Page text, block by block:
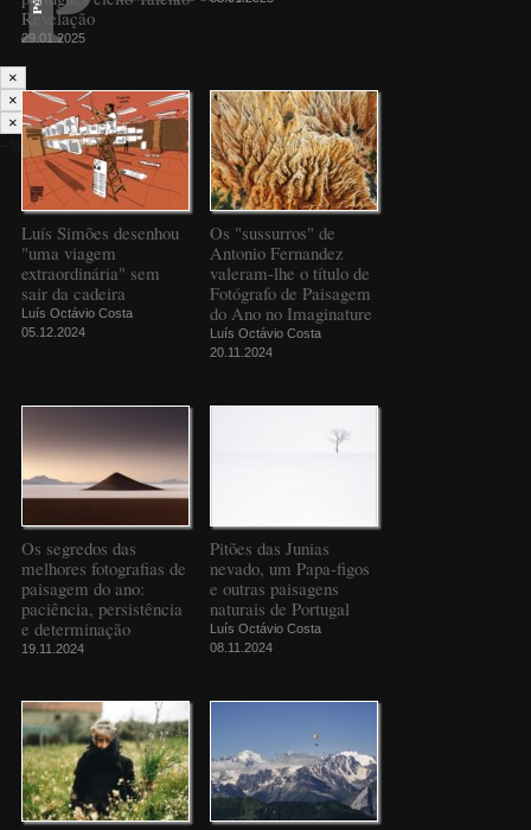
Revelação
29.01.2025
Luís Simões desenhou
"uma viagem
extraordinária" sem
sair da cadeira
Luís Octávio Costa
05.12.2024
Os "sussurros" de
Antonio Fernandez
valeram-lhe o título de
Fotógrafo de Paisagem
do Ano no Imaginature
Luís Octávio Costa
20.11.2024
Os segredos das
melhores fotografias de
paisagem do ano:
paciência, persistência
e determinação
19.11.2024
Pitões das Junias
nevado, um Papa-figos
e outras paisagens
naturais de Portugal
Luís Octávio Costa
08.11.2024
×
×
×
--%>